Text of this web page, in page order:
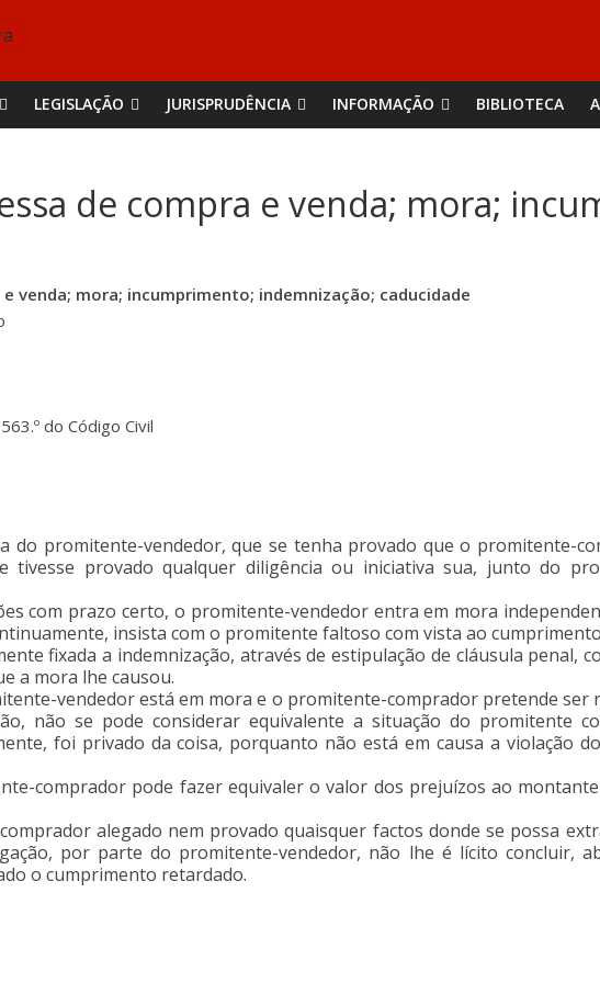
LEGISLAÇÃO JURISPRUDÊNCIA INFORMAÇÃO BIBLIOTECA
de compra e venda; mora;
venda; mora; incumprimento; indemnização; caducidade
do Código Civil
do promitente-vendedor, que se tenha provado que o promitente-
tivesse provado qualquer diligência ou iniciativa sua, junto do
com prazo certo, o promitente-vendedor entra em mora
insista com o promitente faltoso com vista ao
fixada a indemnização, através de estipulação de cláusula penal,
a mora lhe causou.
vendedor está em mora e o promitente-comprador pretende ser
não se pode considerar equivalente a situação do promitente
foi privado da coisa, porquanto não está em causa a violação
comprador pode fazer equivaler o valor dos prejuízos ao
alegado nem provado quaisquer factos donde se possa
por parte do promitente-vendedor, não lhe é lícito concluir,
o cumprimento retardado.